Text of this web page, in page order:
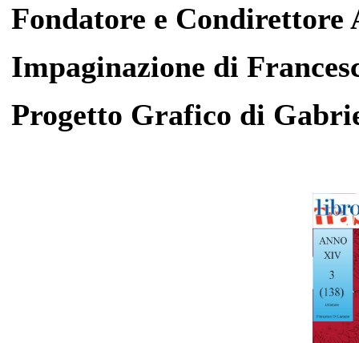
Fondatore e
Impaginazione di
Progetto Grafico di